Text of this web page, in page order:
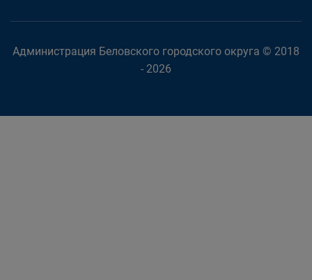
Администрация Беловского городского округа © 2018
- 2026